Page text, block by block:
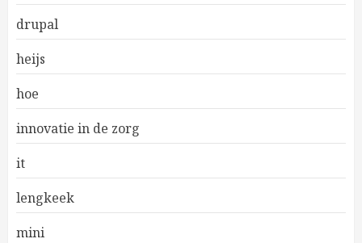
drupal
heijs
hoe
innovatie in de zorg
it
lengkeek
mini